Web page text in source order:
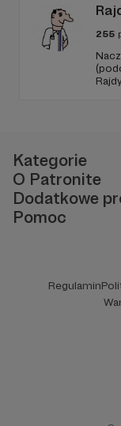
255
Kategorie
O Patronite
Dodatkowe
Pomoc
Regulamin